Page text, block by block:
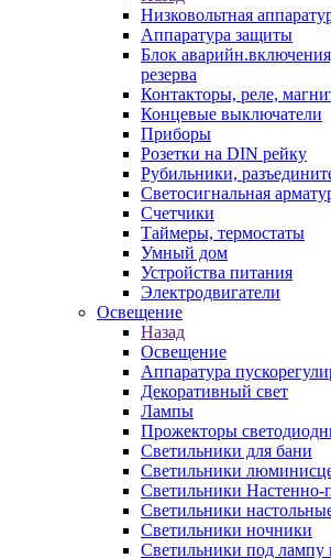
Низковольтная
Аппаратура защиты
Блок
резерва
Контакторы, реле,
Концевые выключатели
Приборы
Розетки на DIN рейку
Рубильники,
Светосигнальная
Счетчики
Таймеры, термостаты
Умный дом
Устройства питания
Электродвигатели
Освещение
Назад
Освещение
Аппаратура
Декоративный свет
Лампы
Прожекторы
Светильники для бани
Светильники
Светильники Настенно-
Светильники
Светильники ночники
Светильники под лампу